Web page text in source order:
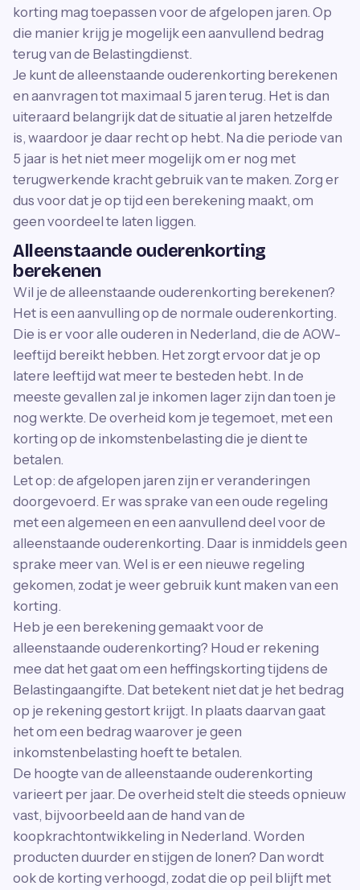
korting mag toepassen voor de afgelopen jaren. Op
die manier krijg je mogelijk een aanvullend bedrag
terug van de Belastingdienst.
Je kunt de alleenstaande ouderenkorting berekenen
en aanvragen tot maximaal 5 jaren terug. Het is dan
uiteraard belangrijk dat de situatie al jaren hetzelfde
is, waardoor je daar recht op hebt. Na die periode van
5 jaar is het niet meer mogelijk om er nog met
terugwerkende kracht gebruik van te maken. Zorg er
dus voor dat je op tijd een berekening maakt, om
geen voordeel te laten liggen.
Alleenstaande ouderenkorting
berekenen
Wil je de alleenstaande ouderenkorting berekenen?
Het is een aanvulling op de normale ouderenkorting.
Die is er voor alle ouderen in Nederland, die de AOW-
leeftijd bereikt hebben. Het zorgt ervoor dat je op
latere leeftijd wat meer te besteden hebt. In de
meeste gevallen zal je inkomen lager zijn dan toen je
nog werkte. De overheid kom je tegemoet, met een
korting op de inkomstenbelasting die je dient te
betalen.
Let op: de afgelopen jaren zijn er veranderingen
doorgevoerd. Er was sprake van een oude regeling
met een algemeen en een aanvullend deel voor de
alleenstaande ouderenkorting. Daar is inmiddels geen
sprake meer van. Wel is er een nieuwe regeling
gekomen, zodat je weer gebruik kunt maken van een
korting.
Heb je een berekening gemaakt voor de
alleenstaande ouderenkorting? Houd er rekening
mee dat het gaat om een heffingskorting tijdens de
Belastingaangifte. Dat betekent niet dat je het bedrag
op je rekening gestort krijgt. In plaats daarvan gaat
het om een bedrag waarover je geen
inkomstenbelasting hoeft te betalen.
De hoogte van de alleenstaande ouderenkorting
varieert per jaar. De overheid stelt die steeds opnieuw
vast, bijvoorbeeld aan de hand van de
koopkrachtontwikkeling in Nederland. Worden
producten duurder en stijgen de lonen? Dan wordt
ook de korting verhoogd, zodat die op peil blijft met